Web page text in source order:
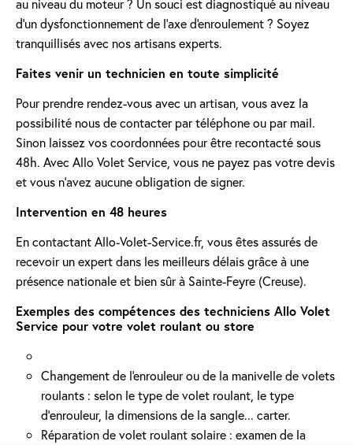
au niveau du moteur ? Un souci est diagnostiqué au niveau
d'un dysfonctionnement de l'axe d'enroulement ? Soyez
tranquillisés avec nos artisans experts.
Faites venir un technicien en toute simplicité
Pour prendre rendez-vous avec un artisan, vous avez la
possibilité nous de contacter par téléphone ou par mail.
Sinon laissez vos coordonnées pour être recontacté sous
48h. Avec Allo Volet Service, vous ne payez pas votre devis
et vous n'avez aucune obligation de signer.
Intervention en 48 heures
En contactant Allo-Volet-Service.fr, vous êtes assurés de
recevoir un expert dans les meilleurs délais grâce à une
présence nationale et bien sûr à Sainte-Feyre (Creuse).
Exemples des compétences des techniciens Allo Volet
Service pour votre volet roulant ou store
Changement de l'enrouleur ou de la manivelle de volets
roulants : selon le type de volet roulant, le type
d’enrouleur, la dimensions de la sangle... carter.
Réparation de volet roulant solaire : examen de la